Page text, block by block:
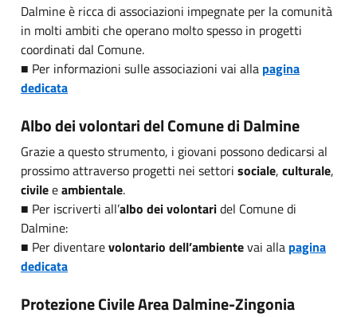
Dalmine è ricca di associazioni impegnate per la comunità
in molti ambiti che operano molto spesso in progetti
coordinati dal Comune.
■ Per informazioni sulle associazioni vai alla pagina
dedicata
Albo dei volontari del Comune di Dalmine
Grazie a questo strumento, i giovani possono dedicarsi al
prossimo attraverso progetti nei settori sociale, culturale,
civileeambientale.
■ Per iscriverti all’albo dei volontaridel Comune di
Dalmine:
■ Per diventarevolontario dell’ambientevai alla pagina
dedicata
Protezione Civile Area Dalmine-Zingonia